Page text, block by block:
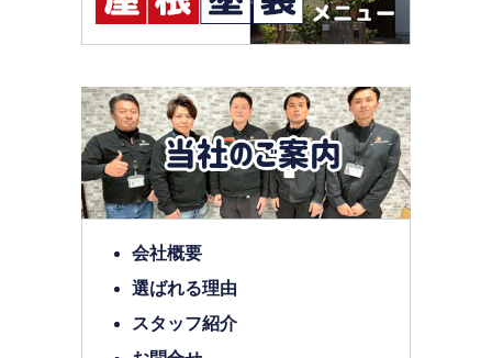
会社概要
選ばれる理由
スタッフ紹介